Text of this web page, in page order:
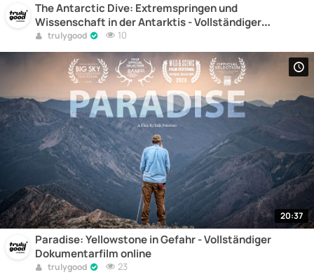
The Antarctic Dive: Extremspringen und
Wissenschaft in der Antarktis - Vollständiger
Dokumentarfilm online
trulygood 10
20:37
Paradise: Yellowstone in Gefahr - Vollständiger
Dokumentarfilm online
trulygood 23